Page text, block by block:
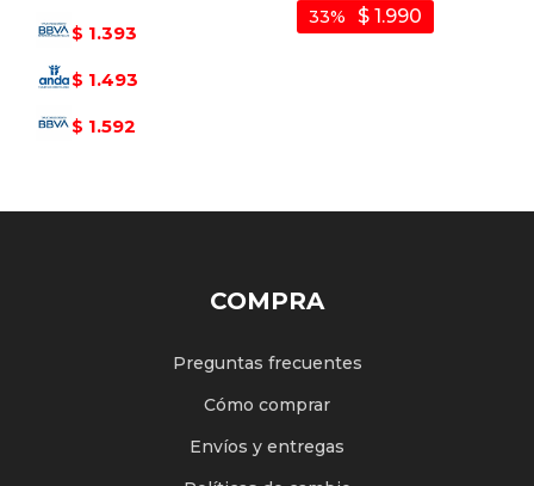
$ 1.393
$ 1.493
$ 1.592
$ 1.990
33
COMPRA
Preguntas frecuentes
Cómo comprar
Envíos y entregas